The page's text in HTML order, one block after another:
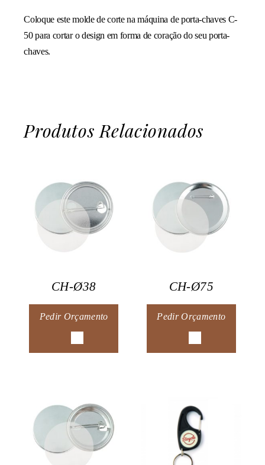
Coloque este molde de corte na máquina de porta-chaves C-
50 para cortar o design em forma de coração do seu porta-
chaves.
Produtos Relacionados
CH-Ø38
Pedir Orçamento
CH-Ø75
Pedir Orçamento